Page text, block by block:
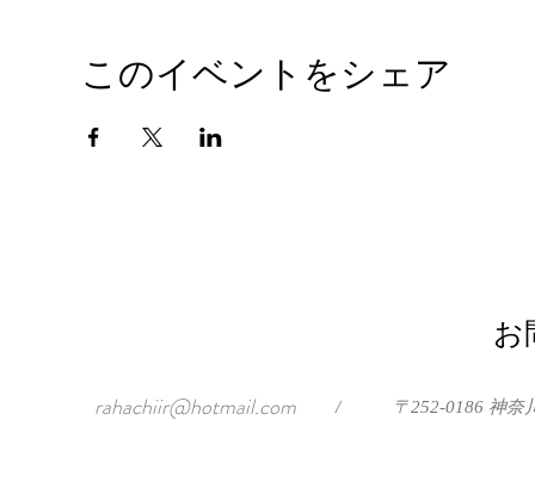
このイベントをシェア
お
rahachiir@hotmail.com / 〒252-0186 神奈